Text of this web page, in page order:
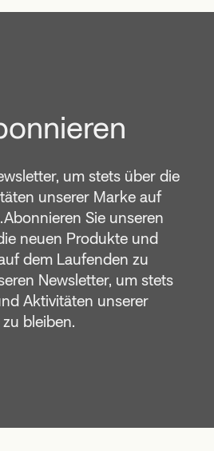
um stets über die
unserer Marke auf
Sie unseren
neuen Produkte und
dem Laufenden zu
Newsletter, um stets
Aktivitäten unserer
bleiben.